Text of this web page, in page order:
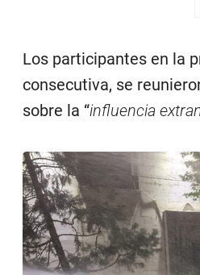
Los participantes en la
consecutiva, se
sobre la “influencia